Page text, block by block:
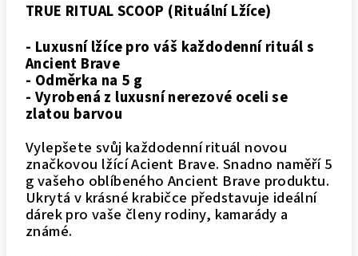
TRUE RITUAL SCOOP (Rituální Lžíce)
- Luxusní lžíce pro váš každodenní rituál s
Ancient Brave
- Odměrka na 5 g
- Vyrobená z luxusní nerezové oceli se
zlatou barvou
Vylepšete svůj každodenní rituál novou
značkovou lžící Acient Brave. Snadno naměří 5
g vašeho oblíbeného Ancient Brave produktu.
Ukrytá v krásné krabičce představuje ideální
dárek pro vaše členy rodiny, kamarády a
známé.